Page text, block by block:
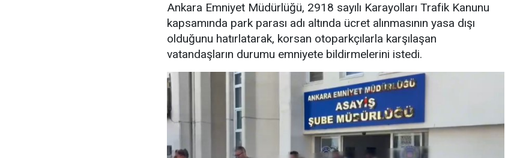
Ankara Emniyet Müdürlüğü, 2918 sayılı Karayolları Trafik Kanunu
kapsamında park parası adı altında ücret alınmasının yasa dışı
olduğunu hatırlatarak, korsan otoparkçılarla karşılaşan
vatandaşların durumu emniyete bildirmelerini istedi.